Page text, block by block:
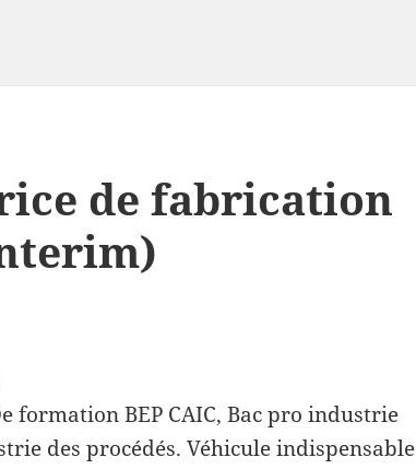
de fabrication
formation BEP CAIC, Bac pro industrie
des procédés. Véhicule indispensable